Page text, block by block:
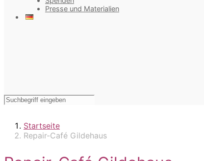
Presse und Materialien
Startseite
Repair-Café Gildehaus